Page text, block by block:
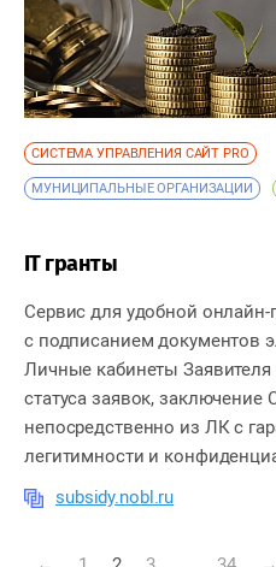
СИСТЕМА УПРАВЛЕНИЯ САЙТ PRO
МУНИЦИПАЛЬНЫЕ ОРГАНИЗАЦИИ
IT гранты
Сервис для удобной онлайн-
с подписанием документов
Личные кабинеты Заявителя
статуса заявок, заключение
непосредственно из ЛК с
легитимности и
subsidy.nobl.ru